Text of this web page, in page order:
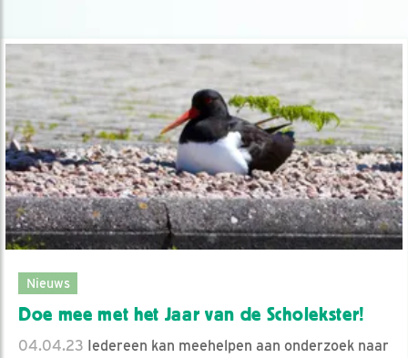
Nieuws
Doe mee met het Jaar van de Scholekster!
04.04.23 Iedereen kan meehelpen aan onderzoek naar